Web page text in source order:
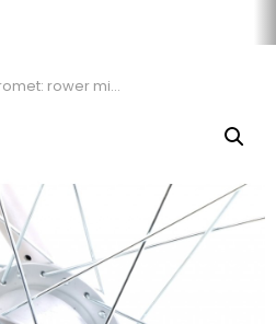
rower miejski romet vintage d 2021, kolor biały, rozmiar 18″